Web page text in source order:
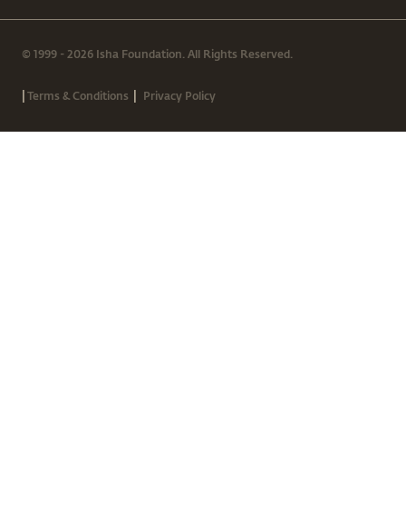
© 1999 - 2026 Isha Foundation. All Rights Reserved.
|Terms & Conditions | Privacy Policy